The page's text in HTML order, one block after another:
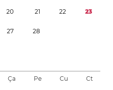
20 21 22 23
27 28
Ça Pe Cu Ct